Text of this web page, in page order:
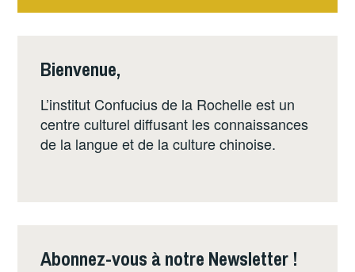
Bienvenue,
L’institut Confucius de la Rochelle est un
centre culturel diffusant les connaissances
de la langue et de la culture chinoise.
Abonnez-vous à notre Newsletter !